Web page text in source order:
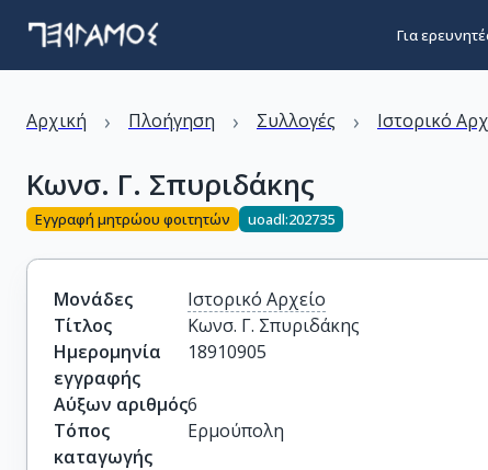
Για
Αρχική › Πλοήγηση › Συλλογές › Ιστορικό
Κωνσ. Γ. Σπυριδάκης
Εγγραφή μητρώου φοιτητών uoadl:202735
Μονάδες
Ιστορικό Αρχείο
Τίτλος
Κωνσ. Γ. Σπυριδάκης
Ημερομηνία
εγγραφής
18910905
Αύξων αριθμός6
Τόπος
καταγωγής
Ερμούπολη